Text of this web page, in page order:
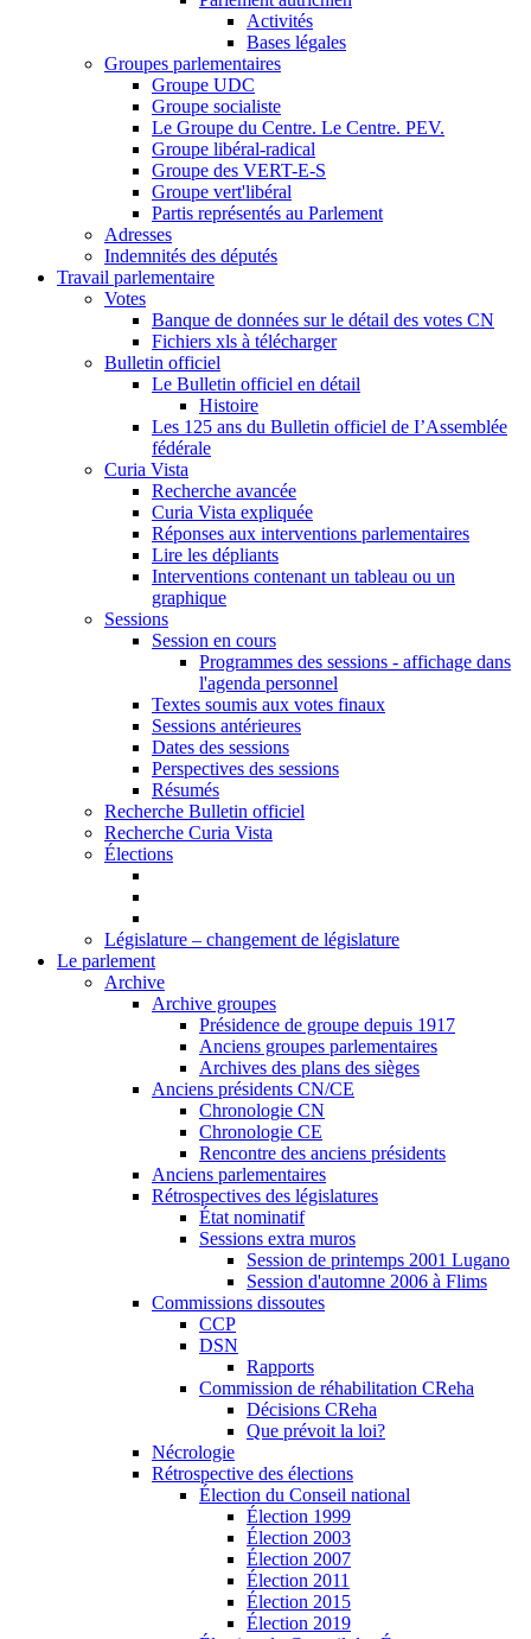
Activités
Bases légales
Groupes parlementaires
Groupe UDC
Groupe socialiste
Le Groupe du Centre. Le Centre. PEV.
Groupe libéral-radical
Groupe des VERT-E-S
Groupe vert'libéral
Partis représentés au Parlement
Adresses
Indemnités des députés
Travail parlementaire
Votes
Banque de données sur le détail des votes CN
Fichiers xls à télécharger
Bulletin officiel
Le Bulletin officiel en détail
Histoire
Les 125 ans du Bulletin officiel de I’Assemblée
fédérale
Curia Vista
Recherche avancée
Curia Vista expliquée
Réponses aux interventions parlementaires
Lire les dépliants
Interventions contenant un tableau ou un
graphique
Sessions
Session en cours
Programmes des sessions - affichage dans
l'agenda personnel
Textes soumis aux votes finaux
Sessions antérieures
Dates des sessions
Perspectives des sessions
Résumés
Recherche Bulletin officiel
Recherche Curia Vista
Élections
Législature – changement de législature
Le parlement
Archive
Archive groupes
Présidence de groupe depuis 1917
Anciens groupes parlementaires
Archives des plans des sièges
Anciens présidents CN/CE
Chronologie CN
Chronologie CE
Rencontre des anciens présidents
Anciens parlementaires
Rétrospectives des législatures
État nominatif
Sessions extra muros
Session de printemps 2001 Lugano
Session d'automne 2006 à Flims
Commissions dissoutes
CCP
DSN
Rapports
Commission de réhabilitation CReha
Décisions CReha
Que prévoit la loi?
Nécrologie
Rétrospective des élections
Élection du Conseil national
Élection 1999
Élection 2003
Élection 2007
Élection 2011
Élection 2015
Élection 2019